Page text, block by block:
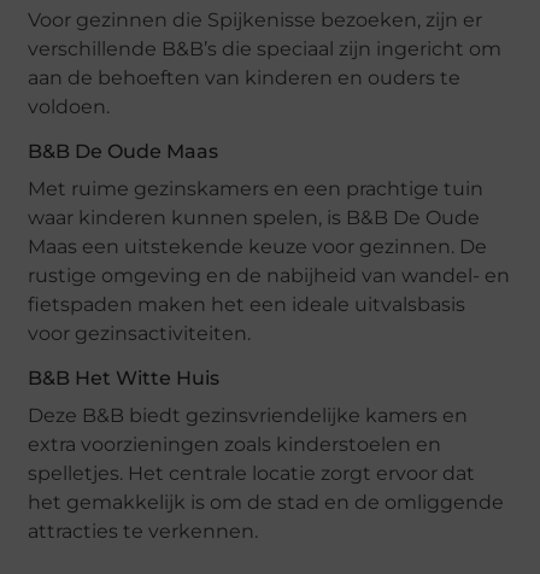
Voor gezinnen die Spijkenisse bezoeken, zijn er
verschillende B&B’s die speciaal zijn ingericht om
aan de behoeften van kinderen en ouders te
voldoen.
B&B De Oude Maas
Met ruime gezinskamers en een prachtige tuin
waar kinderen kunnen spelen, is B&B De Oude
Maas een uitstekende keuze voor gezinnen. De
rustige omgeving en de nabijheid van wandel- en
fietspaden maken het een ideale uitvalsbasis
voor gezinsactiviteiten.
B&B Het Witte Huis
Deze B&B biedt gezinsvriendelijke kamers en
extra voorzieningen zoals kinderstoelen en
spelletjes. Het centrale locatie zorgt ervoor dat
het gemakkelijk is om de stad en de omliggende
attracties te verkennen.